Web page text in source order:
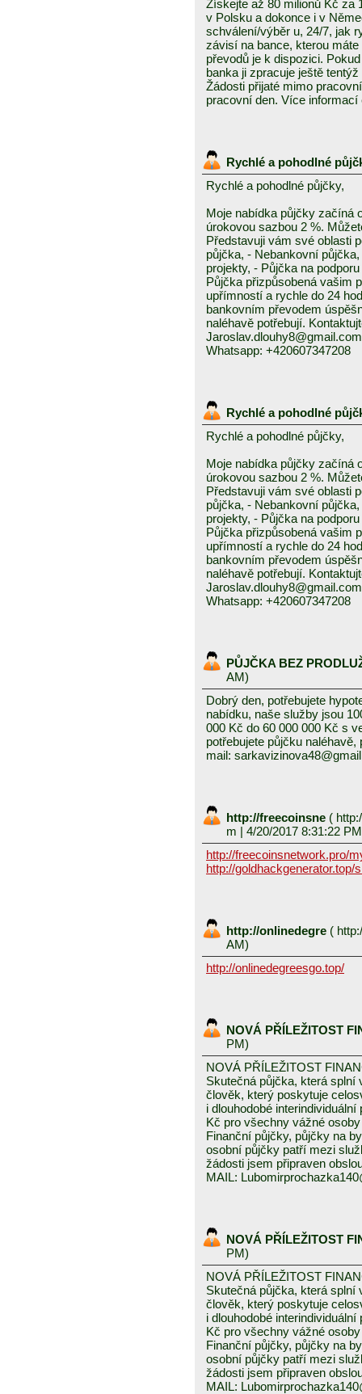
Získejte až 80 milionů Kč za
v Polsku a dokonce i v
schválení/výběr u, 24/7, jak
závisí na bance, kterou
převodů je k dispozici.
banka ji zpracuje ještě tentýž
Žádosti přijaté mimo
pracovní den. Více
Rychlé a pohodlné
Rychlé a pohodlné půjčky,
Moje nabídka půjčky začíná
úrokovou sazbou 2 %.
Představuji vám své oblasti
půjčka, - Nebankovní
projekty, - Půjčka na
Půjčka přizpůsobená vašim
upřímností a rychle do 24
bankovním převodem
naléhavě potřebují.
Jaroslav.dlouhy8@gmail.com
Whatsapp: +420607347208
Rychlé a pohodlné
Rychlé a pohodlné půjčky,
Moje nabídka půjčky začíná
úrokovou sazbou 2 %.
Představuji vám své oblasti
půjčka, - Nebankovní
projekty, - Půjčka na
Půjčka přizpůsobená vašim
upřímností a rychle do 24
bankovním převodem
naléhavě potřebují.
Jaroslav.dlouhy8@gmail.com
Whatsapp: +420607347208
PŮJČKA BEZ
AM)
Dobrý den, potřebujete
nabídku, naše služby jsou
000 Kč do 60 000 000 Kč s
potřebujete půjčku
mail:
http://freecoinsne (
m | 4/20/2017 8:31:22
http://freecoinsnetwork.pro/
http://
http://onlinedegre (
AM)
http://onlinedegreesgo.top/
NOVÁ PŘÍLEŽITOST
PM)
NOVÁ PŘÍLEŽITOST
Skutečná půjčka, která
člověk, který poskytuje
i dlouhodobé
Kč pro všechny vážné
Finanční půjčky, půjčky na
osobní půjčky patří mezi
žádosti jsem připraven
MAIL:
NOVÁ PŘÍLEŽITOST
PM)
NOVÁ PŘÍLEŽITOST
Skutečná půjčka, která
člověk, který poskytuje
i dlouhodobé
Kč pro všechny vážné
Finanční půjčky, půjčky na
osobní půjčky patří mezi
žádosti jsem připraven
MAIL: